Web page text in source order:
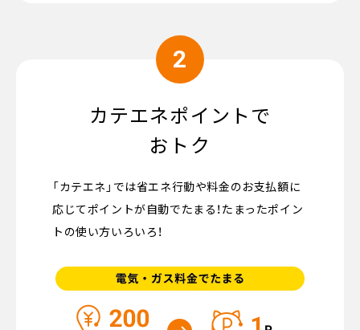
2
カテエネポイントで
おトク
「カテエネ」では省エネ行動や料金のお支払額に
応じてポイントが自動でたまる！たまったポイン
トの使い方いろいろ！